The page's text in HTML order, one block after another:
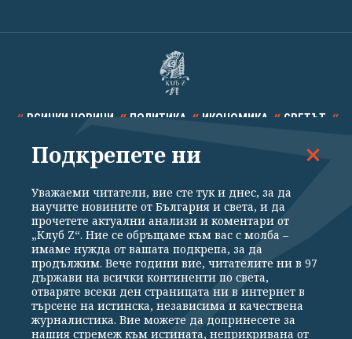
ВСИЧКИ НОВИНИ ПОЛИТИКА ИКОНОМИКА СВЕТЪТ
СПОРТ КУЛТУРА ТЕХНОЛОГИИ КАЛЕЙДОСКОП
Общи условия
Политика за поверителност
Реклама
Партньори Контакти
За Клуб Z
Екип
Подкрепете ни
Подкрепете ни
Уважаеми читатели, вие сте тук и днес, за да
научите новините от България и света, и да
прочетете актуални анализи и коментари от
„Клуб Z“. Ние се обръщаме към вас с молба –
имаме нужда от вашата подкрепа, за да
продължим. Вече години вие, читателите ни в 97
държави на всички континенти по света,
отваряте всеки ден страницата ни в интернет в
търсене на истинска, независима и качествена
журналистика. Вие можете да допринесете за
нашия стремеж към истината, неприкривана от